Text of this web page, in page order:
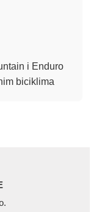
i Enduro
biciklima